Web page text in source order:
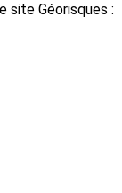
site Géorisques :